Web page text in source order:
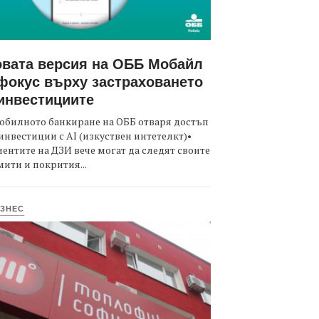
версия на ОББ Мобайл
върху застраховането
банкиране на ОББ отваря достъп
с AI (изкуствен интетелкт)•
на ДЗИ вече могат да следят своите
и покрития...